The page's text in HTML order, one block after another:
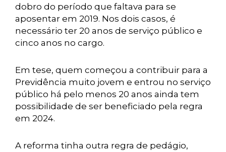
dobro do período que faltava para se
aposentar em 2019. Nos dois casos, é
necessário ter 20 anos de serviço público e
cinco anos no cargo.
Em tese, quem começou a contribuir para a
Previdência muito jovem e entrou no serviço
público há pelo menos 20 anos ainda tem
possibilidade de ser beneficiado pela regra
em 2024.
A reforma tinha outra regra de pedágio,